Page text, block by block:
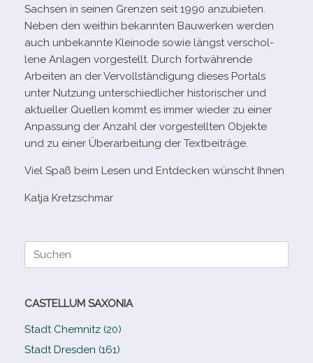
Sachsen in sei­nen Grenzen seit 1990 anzu­bie­ten.
Neben den weit­hin bekann­ten Bauwerken wer­den
auch unbe­kannte Kleinode sowie längst ver­schol­
lene Anlagen vor­ge­stellt. Durch fort­wäh­rende
Arbeiten an der Vervollständigung die­ses Portals
unter Nutzung unter­schied­li­cher his­to­ri­scher und
aktu­el­ler Quellen kommt es immer wie­der zu einer
Anpassung der Anzahl der vor­ge­stell­ten Objekte
und zu einer Überarbeitung der Textbeiträge.
Viel Spaß beim Lesen und Entdecken wünscht Ihnen
Katja Kretzschmar
Suche
nach:
CASTELLUM SAXONIA
Stadt Chemnitz (20)
Stadt Dresden (161)